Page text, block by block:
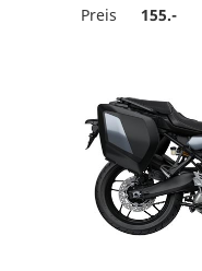
Preis
155.-